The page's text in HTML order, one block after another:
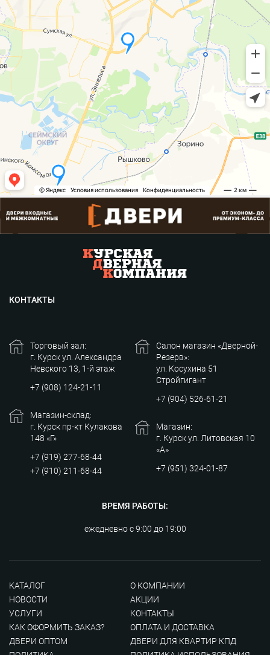
КОНТАКТЫ
Торговый зал:
г. Курск ул. Александра
Невского 13, 1-й этаж
+7 (908) 124-21-11
Магазин-склад:
г. Курск пр-кт Кулакова
148 «Г»
+7 (919) 277-68-44
+7 (910) 211-68-44
Салон магазин «Дверной-
Резерв»:
ул. Косухина 51
Стройгигант
+7 (904) 526-61-21
Магазин:
г. Курск ул. Литовская 10
«А»
+7 (951) 324-01-87
ВРЕМЯ РАБОТЫ:
ежедневно с 9:00 до 19:00
КАТАЛОГ
О КОМПАНИИ
НОВОСТИ
АКЦИИ
УСЛУГИ
КОНТАКТЫ
КАК ОФОРМИТЬ ЗАКАЗ?
ОПЛАТА И ДОСТАВКА
ДВЕРИ ОПТОМ
ДВЕРИ ДЛЯ КВАРТИР КПД